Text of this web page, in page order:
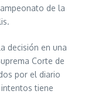
de la
decisión en una
Corte de
por el diario
tiene